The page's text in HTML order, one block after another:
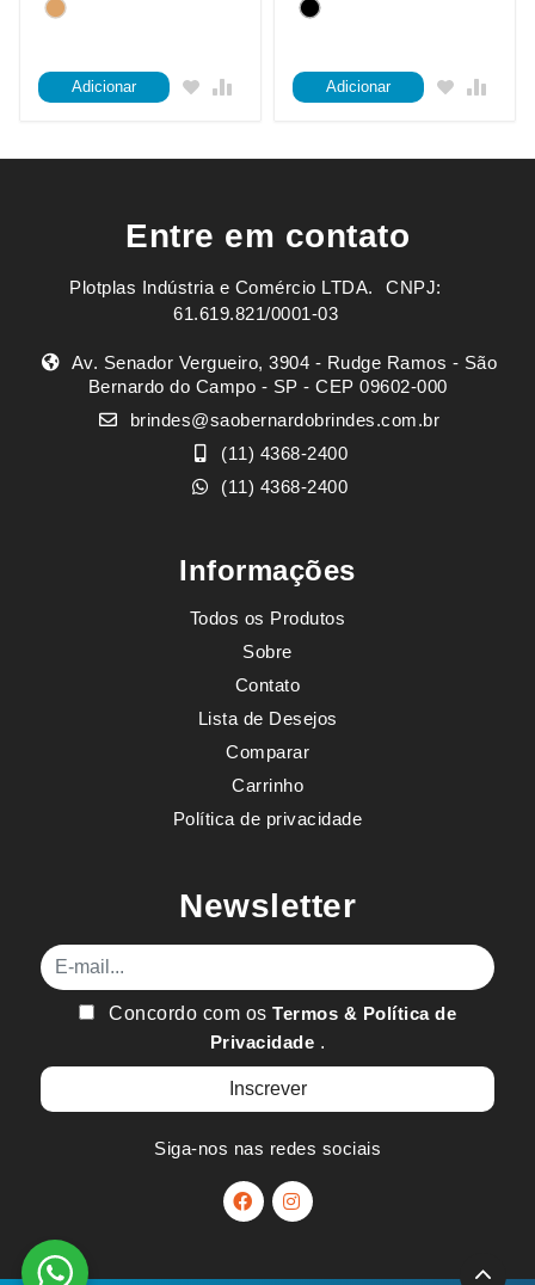
Adicionar Adicionar
Entre em contato
Plotplas Indústria e Comércio LTDA. ㅤㅤㅤ CNPJ:
61.619.821/0001-03
Av. Senador Vergueiro, 3904 - Rudge Ramos - São
Bernardo do Campo - SP - CEP 09602-000
brindes@saobernardobrindes.com.br
(11) 4368-2400
(11) 4368-2400
Informações
Todos os Produtos
Sobre
Contato
Lista de Desejos
Comparar
Carrinho
Política de privacidade
Newsletter
E-mail
Concordo com osTermos & Política de
Privacidade .
Siga-nos nas redes sociais